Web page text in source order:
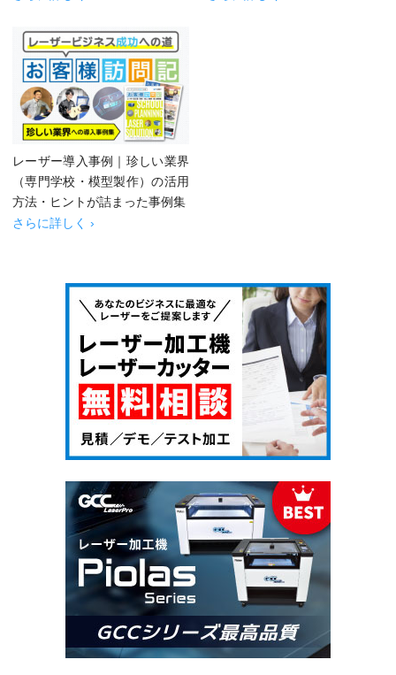
レーザー導入事例｜珍しい業界
（専門学校・模型製作）の活用
方法・ヒントが詰まった事例集
さらに詳しく ›